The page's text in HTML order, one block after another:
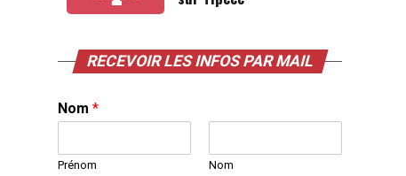
RECEVOIR LES INFOS PAR MAIL
Nom *
Prénom Nom